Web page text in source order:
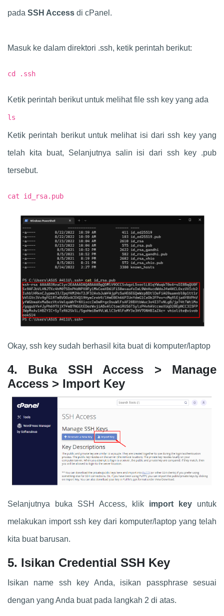
pada SSH Access di cPanel.
Masuk ke dalam direktori .ssh, ketik perintah berikut:
cd .ssh
Ketik perintah berikut untuk melihat file ssh key yang ada
ls
Ketik perintah berikut untuk melihat isi dari ssh key yang
telah kita buat, Selanjutnya salin isi dari ssh key .pub
tersebut.
cat id_rsa.pub
Okay, ssh key sudah berhasil kita buat di komputer/laptop
4. Buka SSH Access > Manage
Access > Import Key
Selanjutnya buka SSH Access, klik import key untuk
melakukan import ssh key dari komputer/laptop yang telah
kita buat barusan.
5. Isikan Credential SSH Key
Isikan name ssh key Anda, isikan passphrase sesuai
dengan yang Anda buat pada langkah 2 di atas.